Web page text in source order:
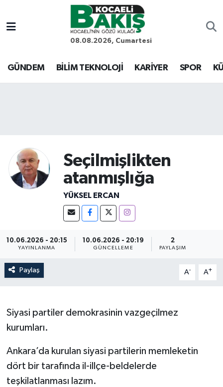
08.08.2026, Cumartesi
GÜNDEM BİLİM TEKNOLOJİ KARİYER SPOR
Seçilmişlikten
atanmışlığa
YÜKSEL ERCAN
10.06.2026 - 20:15
YAYINLANMA
10.06.2026 - 20:19
GÜNCELLEME
2
PAYLAŞIM
Paylaş A- A+
Siyasi partiler demokrasinin vazgeçilmez
kurumları.
Ankara’da kurulan siyasi partilerin memleketin
dört bir tarafında il-illçe-beldelerde
teşkilatlanması lazım.
Kocaeli Nöbetçi Eczaneler
Kocaeli Hava Durumu
Son Dakika Haberleri
Haber Arşivi